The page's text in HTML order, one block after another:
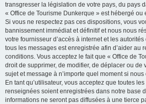
transgresser la législation de votre pays, du pays
« Office de Tourisme Dunkerque » est hébergé
Si vous ne respectez pas ces dispositions, vous
bannissement immédiat et définitif et nous nous
votre fournisseur d’accès à internet et les autorités
tous les messages est enregistrée afin d’aider au
conditions. Vous acceptez le fait que « Office de
droit de supprimer, de modifier, de déplacer ou de
sujet et message à n’importe quel moment si
En tant qu’utilisateur, vous acceptez que toutes
renseignées soient enregistrées dans notre base
informations ne seront pas diffusées à une tierce